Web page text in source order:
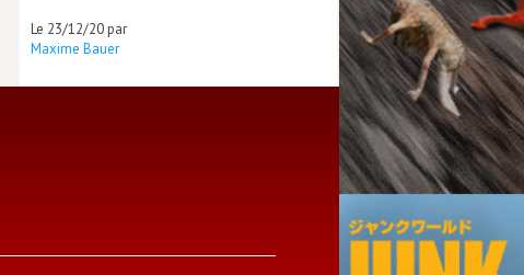
Le 23/12/20 par
Maxime Bauer